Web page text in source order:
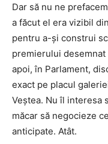
Dar să nu ne
a făcut el era vizibil
pentru a-și construi
premierului desemnat
apoi, în Parlament,
exact pe placul
Veștea. Nu îl interesa
măcar să negocieze
anticipate. Atât.